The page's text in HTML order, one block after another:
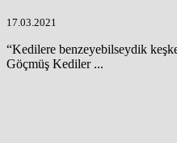
17.03.2021
“Kedilere benzeyebilseydik
Göçmüş Kediler ...